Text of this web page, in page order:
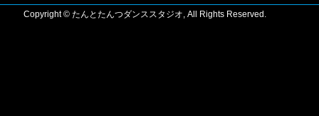
Copyright © たんとたんつダンススタジオ, All Rights Reserved.